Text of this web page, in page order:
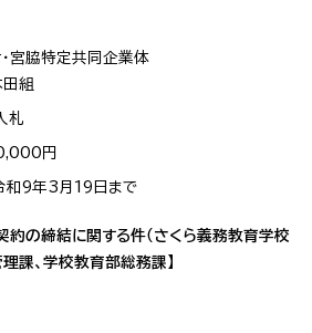
宮脇特定共同企業体
組
札
円
和9年3月19日まで
の締結に関する件（さくら義務教育学校
課、学校教育部総務課】